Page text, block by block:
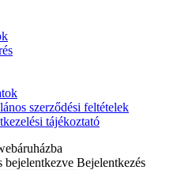
szerződési feltételek
tájékoztató
bejelentkezve Bejelentkezés